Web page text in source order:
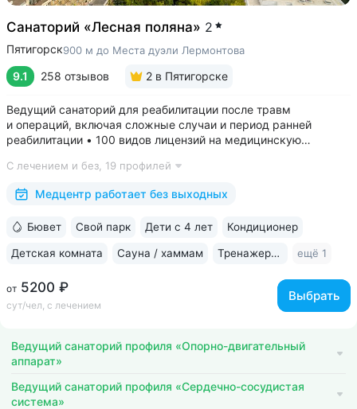
Санаторий «Лесная поляна» 2
Пятигорск900 м до Места дуэли Лермонтова
9.1 258 отзывов 2 в Пятигорске
Ведущий санаторий для реабилитации после травм
и операций, включая сложные случаи и период ранней
реабилитации • 100 видов лицензий на медицинскую
Доступная среда для гостей на колясках: в номерах,
на территории, в столовой • Расположен...
С лечением и без, 19 профилей
Медцентр работает без выходных
от 5200 ₽
сут/чел, с лечением
Выбрать
Бювет Свой парк Дети с 4 лет Кондиционер
Детская комната Сауна / хаммам Тренажерный зал ещё 1
Ведущий санаторий профиля «Опорно-двигательный
аппарат»
Ведущий санаторий профиля «Сердечно-сосудистая
система»